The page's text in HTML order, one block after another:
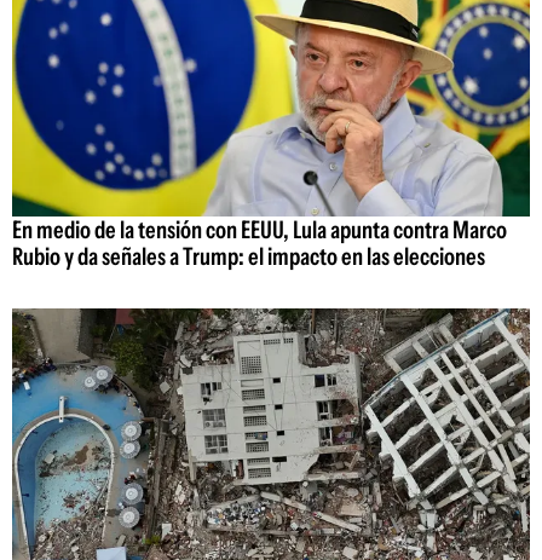
En medio de la tensión con EEUU, Lula apunta contra Marco
Rubio y da señales a Trump: el impacto en las elecciones